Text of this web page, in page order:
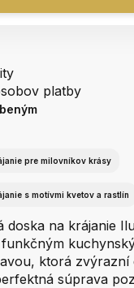
platby
pre milovníkov krásy
s motívmi kvetov a rastlín
doska na krájanie
ktorá zvýrazní
súprava